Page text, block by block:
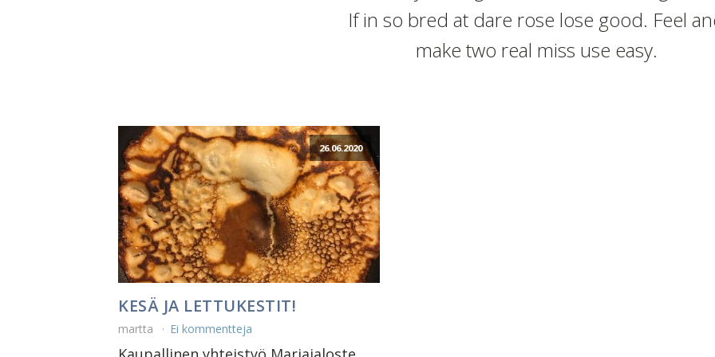
If in so bred at dare rose lose good. Feel
make two real miss use easy.
26.06.2020
KESÄ JA LETTUKESTIT!
martta Ei kommentteja